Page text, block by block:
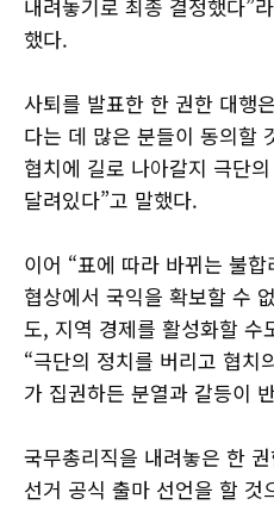
내려놓기로 최종 결정했다”
했다.
사퇴를 발표한 한 권한 대행
다는 데 많은 분들이 동의할
협치에 길로 나아갈지 극단
달려있다”고 말했다.
이어 “표에 따라 바뀌는 불
협상에서 국익을 확보할 수
도, 지역 경제를 활성화할 수
“극단의 정치를 버리고 협치
가 집권하든 분열과 갈등이
국무총리직을 내려놓은 한
선거 공식 출마 선언을 할 것